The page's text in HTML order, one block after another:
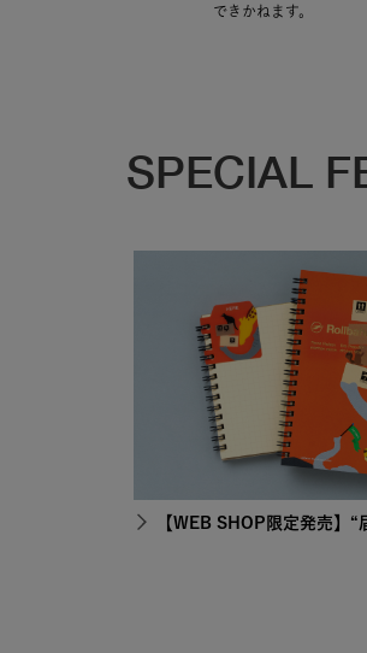
できかねます。
SPECIAL
【WEB SHOP限定発売】“